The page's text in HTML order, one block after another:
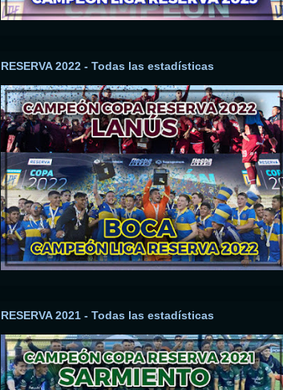
RESERVA 2022 - Todas las estadísticas
RESERVA 2021 - Todas las estadísticas